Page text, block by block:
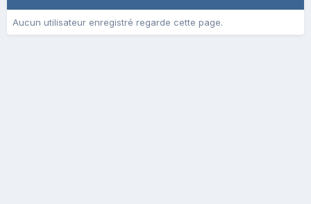
Aucun utilisateur enregistré regarde cette page.